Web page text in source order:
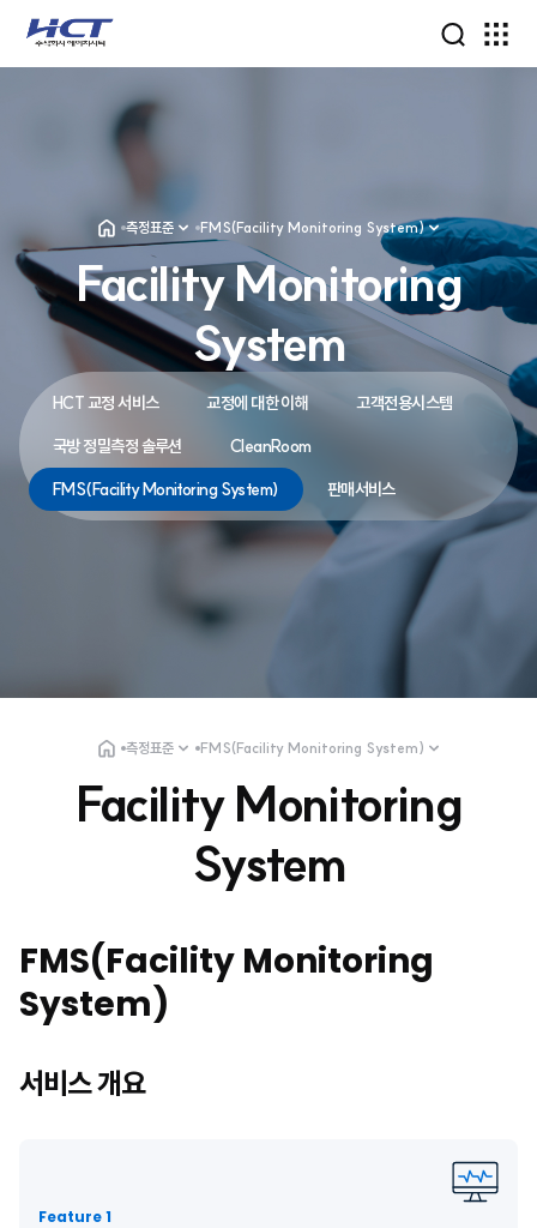
측정표준 FMS(Facility Monitoring System)
Facility Monitoring
System
HCT 교정 서비스 교정에 대한 이해
고객전용시스템
국방 정밀측정 솔루션
CleanRoom
FMS(Facility Monitoring System)
판매서비스
측정표준 FMS(Facility Monitoring System)
Facility Monitoring
System
FMS(Facility Monitoring
System)
서비스 개요
Feature 1